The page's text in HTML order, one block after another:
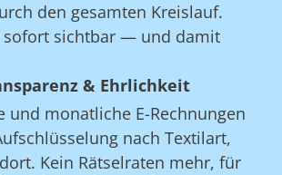
den gesamten Kreislauf.
sofort sichtbar — und damit
& Ehrlichkeit
und monatliche E-Rechnungen
nach Textilart,
Kein Rätselraten mehr, für